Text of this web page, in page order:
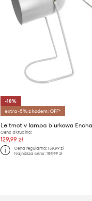
-18%
extra -5% z kodem: OFF*
Cena aktualna:
129,99 zł
Cena regularna: 159,99 zł
Najniższa cena: 159,99 zł